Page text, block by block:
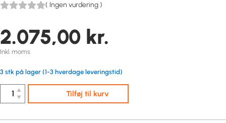
( Ingen vurdering )
2.075,00 kr.
Inkl. moms
3 stk på lager (1-3 hverdage leveringstid)
▲
▼
Tilføj til kurv